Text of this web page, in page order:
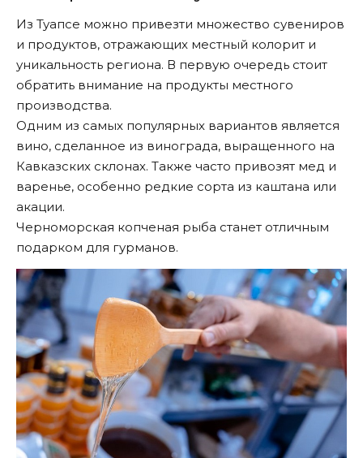
Из Туапсе можно привезти множество сувениров
и продуктов, отражающих местный колорит и
уникальность региона. В первую очередь стоит
обратить внимание на продукты местного
производства.
Одним из самых популярных вариантов является
вино, сделанное из винограда, выращенного на
Кавказских склонах. Также часто привозят мед и
варенье, особенно редкие сорта из каштана или
акации.
Черноморская копченая рыба станет отличным
подарком для гурманов.